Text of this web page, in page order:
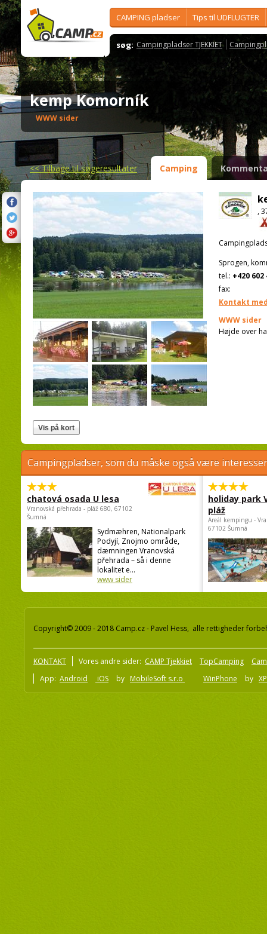
CAMPING pladser Tips til UDFLUGTER
søg: Campingpladser TJEKKIET
kemp Komorník
WWW sider
<<Tilbage til søgeresultater Camping
,
Sprogen,
tel.: +420 602
fax:
Kontakt
WWW sider
Højde over
Campingpladser, som du måske også være
chatová osada U lesa
Vranovská přehrada - pláž 680, 67102
Šumná
Sydmæhren, Nationalpark
Podyjí, Znojmo område,
dæmningen Vranovská
přehrada – så i denne
lokalitet e...
www sider
holiday park
pláž
Areál kempingu -
67102 Šumná
Copyright© 2009 - 2018 Camp.cz - Pavel Hess, alle rettigheder
KONTAKT Vores andre sider: CAMP Tjekkiet TopCamping
App: Android iOS by MobileSoft s.r.o WinPhone by